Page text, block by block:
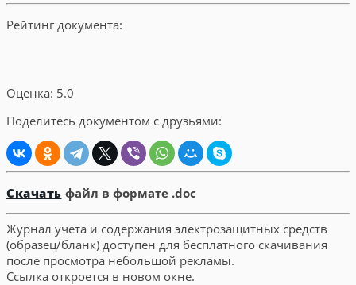
Рейтинг документа:
Оценка: 5.0
Поделитесь документом с друзьями:
Скачать файл в формате .doc
Журнал учета и содержания электрозащитных средств
(образец/бланк) доступен для бесплатного скачивания
после просмотра небольшой рекламы.
Ссылка откроется в новом окне.